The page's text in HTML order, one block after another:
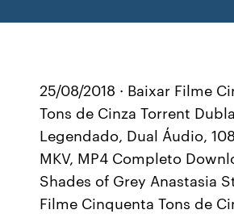
25/08/2018 · Baixar Filme
Tons de Cinza Torrent
Legendado, Dual Áudio,
MKV, MP4 Completo
Shades of Grey Anastasia
Filme Cinquenta Tons de